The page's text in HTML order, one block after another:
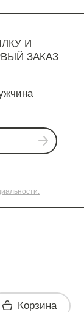
И
ЗАКАЗ
Корзина